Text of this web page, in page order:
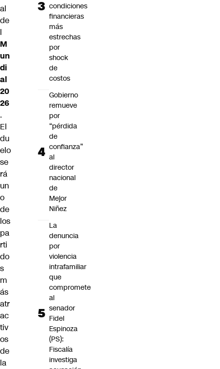
al
de
l
M
un
di
al
20
26
.
El
du
elo
se
rá
un
o
de
los
pa
rti
do
s
m
ás
atr
ac
tiv
os
de
la
condiciones
financieras
más
estrechas
por
shock
de
costos
Gobierno
remueve
por
“pérdida
de
confianza”
al
director
nacional
de
Mejor
Niñez
La
denuncia
por
violencia
intrafamiliar
que
compromete
al
senador
Fidel
Espinoza
(PS):
Fiscalía
investiga